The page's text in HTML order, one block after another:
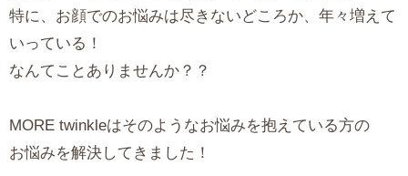
特に、お顔でのお悩みは尽きないどころか、年々増えて
いっている！
なんてことありませんか？？
MORE twinkleはそのようなお悩みを抱えている方の
お悩みを解決してきました！